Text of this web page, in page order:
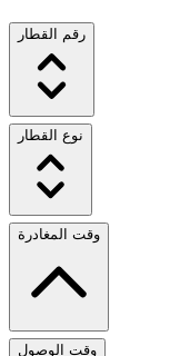
رقم القطار
نوع القطار
وقت المغادرة
وقت الوصول